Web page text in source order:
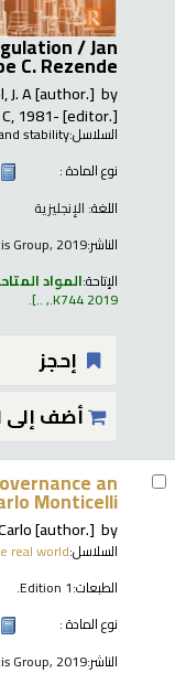
/Jan
C. Rezende.
by
J. A[author.]
, 1981-[editor.]
السلاسل:stability
نوع المادة :
اللغة: الإنجليزية
الناشر:Group, 2019
الإتاحة:المواد
.K744 2019, ..
.
إحجز
أضف إلى
an
Monticelli.
by
[author.]
السلاسل:real world
الطبعات:1 Edition.
نوع المادة :
الناشر:Group, 2019